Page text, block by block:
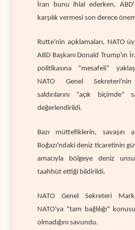
İran bunu ihlal ederken,
karşılık vermesi son derece
Rutte'nin açıklamaları, NATO
ABD Başkanı Donald Trump'ın
politikasına “mesafeli”
NATO Genel Sekreteri'nin
saldırılarını “açık biçimde”
değerlendirildi.
Bazı müttefiklerin, savaşın
Boğazı'ndaki deniz ticaretinin
amacıyla bölgeye deniz
taahhüt ettiği bildirildi.
NATO Genel Sekreteri
NATO'ya "tam bağlılığı"
olmadığını savundu.